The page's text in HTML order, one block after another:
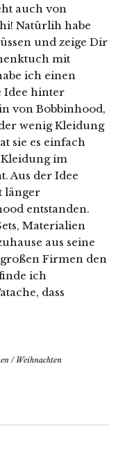
auch von
Natürlih habe
und zeige Dir
mit
ich einen
Idee hinter
von Bobbinhood,
wenig Kleidung
sie es einfach
im
Aus der Idee
länger
entstanden.
Materialien
aus seine
Firmen den
ich
dass
/ Weihnachten